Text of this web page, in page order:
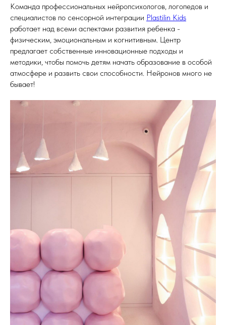
Команда профессиональных нейропсихологов, логопедов и
специалистов по сенсорной интеграции Plastilin Kids
работает над всеми аспектами развития ребенка -
физическим, эмоциональным и когнитивным. Центр
предлагает собственные инновационные подходы и
методики, чтобы помочь детям начать образование в особой
атмосфере и развить свои способности. Нейронов много не
бывает!